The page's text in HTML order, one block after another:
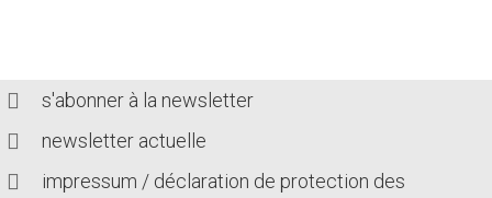
s'abonner à la newsletter
newsletter actuelle
impressum / déclaration de protection des